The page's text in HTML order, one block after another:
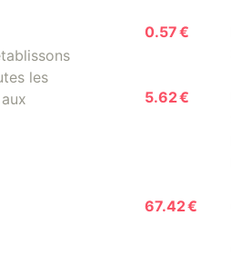
les
0.57 €
5.62 €
67.42 €